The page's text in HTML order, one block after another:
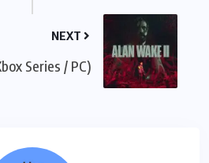
NEXT
Series / PC)